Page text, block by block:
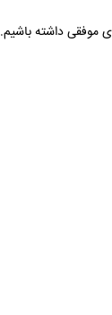
موفقی داشته باشیم.